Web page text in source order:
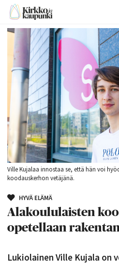
Ville Kujalaa innostaa se, että hän voi
koodauskerhon vetäjänä.
HYVÄ ELÄMÄ
Alakoululaisten
opetellaan
Lukiolainen Ville Kujala on